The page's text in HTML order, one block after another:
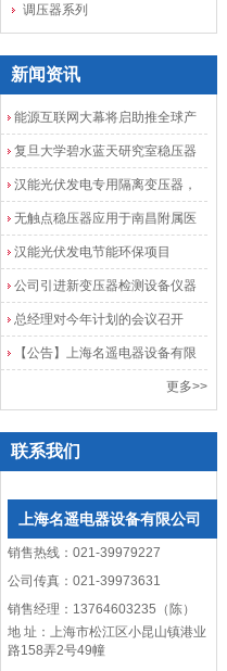
调压器系列
新闻资讯
能源互联网大幕将启助推全球产
业发展加速度
复旦大学碧水蓝天研究室稳压器
安装调试成功
汉能光伏发电专用隔离变压器，
光伏发电隔离配电柜
无触点稳压器应用于南昌附属医
院
汉能光伏发电节能环保项目
公司引进新变压器检测设备仪器
总经理对今年计划的会议召开
【公告】上海名遥电器设备有限
更多>>
联系我们
上海名遥电器设备有限公司
销售热线：021-39979227
公司传真：021-39973631
销售经理：13764603235（陈）
地 址：上海市松江区小昆山镇港业
路158弄2号49幢